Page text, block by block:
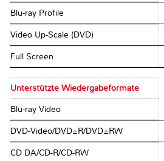
Blu-ray Profile
Video Up-Scale (DVD)
Full Screen
Unterstützte Wiedergabeformate
Blu-ray Video
DVD-Video/DVD±R/DVD±RW
CD DA/CD-R/CD-RW